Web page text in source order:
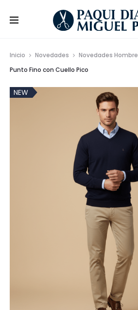
Inicio Novedades Novedades Hombre
Punto Fino con Cuello Pico
NEW